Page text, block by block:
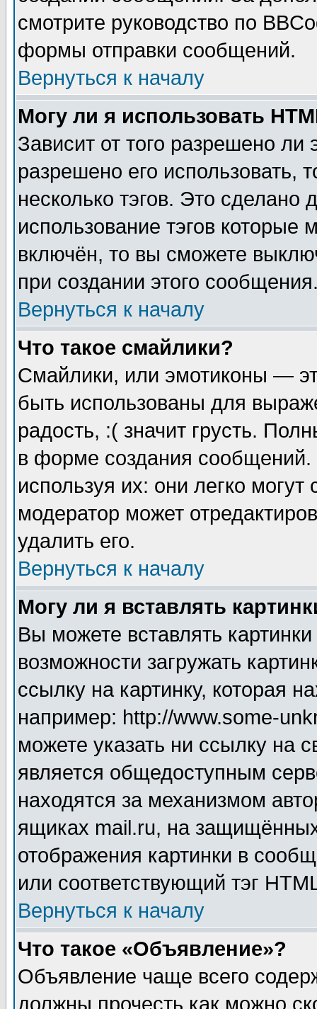
смотрите руководство по
формы отправки сообщений.
Вернуться к началу
Могу ли я использовать
Зависит от того разрешено
разрешено его использовать,
несколько тэгов. Это сделано
использование тэгов
включён, то вы сможете
при создании этого
Вернуться к началу
Что такое смайлики?
Смайлики, или эмотиконы —
быть использованы для
радость, :( значит грусть.
в форме создания сообщений.
используя их: они легко
модератор может
удалить его.
Вернуться к началу
Могу ли я вставлять
Вы можете вставлять
возможности загружать
ссылку на картинку, которая
например: http://www.some-
можете указать ни ссылку на
является общедоступным
находятся за механизмом
ящиках mail.ru, на
отображения картинки в
или соответствующий тэг
Вернуться к началу
Что такое «Объявление»?
Объявление чаще всего
должны прочесть как можно